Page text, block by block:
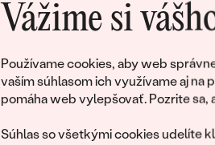
Vážime si
Používame cookies, aby web
vaším súhlasom ich využívame aj na
pomáha web vylepšovať. Pozrite sa,
Súhlas so všetkými cookies udelíte